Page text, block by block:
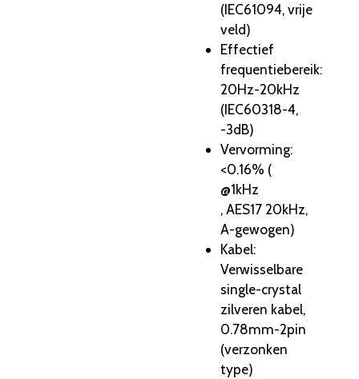
(IEC61094, vrije
veld)
Effectief
frequentiebereik:
20Hz-20kHz
(IEC60318-4,
-3dB)
Vervorming:
<0.16% (
@1kHz
, AES17 20kHz,
A-gewogen)
Kabel:
Verwisselbare
single-crystal
zilveren kabel,
0.78mm-2pin
(verzonken
type)